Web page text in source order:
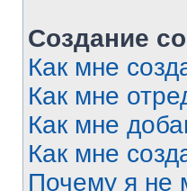
Создание
Как мне
Как мне
Как мне
Как мне
Почему я не